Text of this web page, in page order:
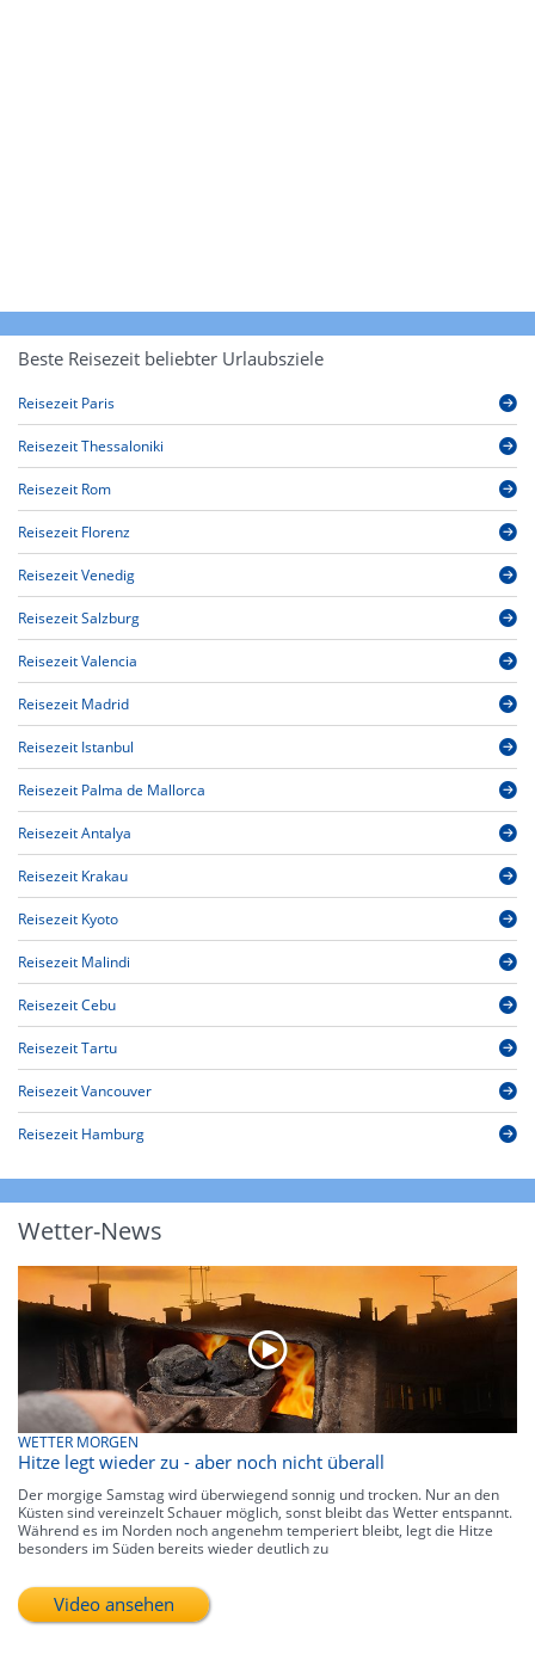
Beste Reisezeit beliebter Urlaubsziele
Reisezeit Paris
Reisezeit Thessaloniki
Reisezeit Rom
Reisezeit Florenz
Reisezeit Venedig
Reisezeit Salzburg
Reisezeit Valencia
Reisezeit Madrid
Reisezeit Istanbul
Reisezeit Palma de Mallorca
Reisezeit Antalya
Reisezeit Krakau
Reisezeit Kyoto
Reisezeit Malindi
Reisezeit Cebu
Reisezeit Tartu
Reisezeit Vancouver
Reisezeit Hamburg
Wetter-News
WETTER MORGEN
Hitze legt wieder zu - aber noch nicht überall
Der morgige Samstag wird überwiegend sonnig und trocken. Nur an den
Küsten sind vereinzelt Schauer möglich, sonst bleibt das Wetter entspannt.
Während es im Norden noch angenehm temperiert bleibt, legt die Hitze
besonders im Süden bereits wieder deutlich zu
Video ansehen